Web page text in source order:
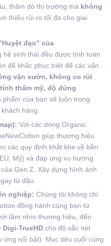
thăm dò thị trường mà không
thiểu rủi ro tối đa cho giai
đạo" của
hệ sinh thái đều được tính toán
để khắc phục triệt để các vấn
vặn sườn, không co rút
thẩm mỹ, độ đứng
phẩm của bạn sẽ luôn trong
hàng.
Với các dòng Organic
giúp thương hiệu
các quy định khắt khe về bền
Mỹ) và đáp ứng xu hướng
Gen Z. Xây dựng hình ảnh
từ đầu.
nghiệp: Chúng tôi không chỉ
đồng hành cùng bạn từ
tầm nhìn thương hiệu, đến
Digi-TrueHD cho độ sắc nét
ứng nổi bật). Mục tiêu cuối cùng